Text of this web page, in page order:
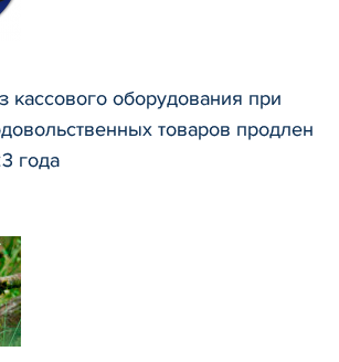
кассового оборудования при
товаров продлен
года